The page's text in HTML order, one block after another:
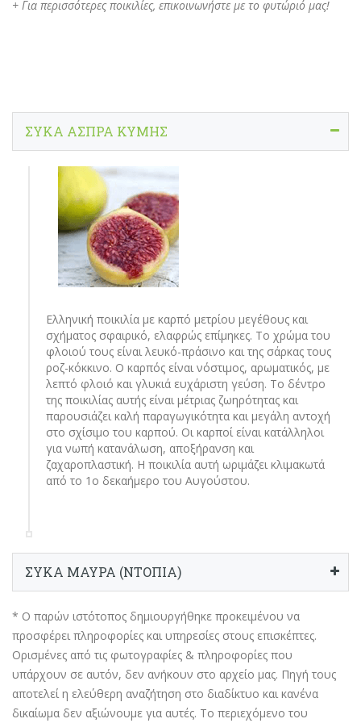
+ Για περισσότερες ποικιλίες, επικοινωνήστε με το φυτώριό μας!
ΣΥΚΑ ΑΣΠΡΑ ΚΥΜΗΣ
Ελληνική ποικιλία με καρπό μετρίου μεγέθους και
σχήματος σφαιρικό, ελαφρώς επίμηκες. Το χρώμα του
φλοιού τους είναι λευκό-πράσινο και της σάρκας τους
ροζ-κόκκινο. Ο καρπός είναι νόστιμος, αρωματικός, με
λεπτό φλοιό και γλυκιά ευχάριστη γεύση. Το δέντρο
της ποικιλίας αυτής είναι μέτριας ζωηρότητας και
παρουσιάζει καλή παραγωγικότητα και μεγάλη αντοχή
στο σχίσιμο του καρπού. Οι καρποί είναι κατάλληλοι
για νωπή κατανάλωση, αποξήρανση και
ζαχαροπλαστική. Η ποικιλία αυτή ωριμάζει κλιμακωτά
από το 1ο δεκαήμερο του Αυγούστου.
ΣΥΚΑ ΜΑΥΡΑ (ΝΤΟΠΙΑ)
* Ο παρών ιστότοπος δημιουργήθηκε προκειμένου να
προσφέρει πληροφορίες και υπηρεσίες στους επισκέπτες.
Ορισμένες από τις φωτογραφίες & πληροφορίες που
υπάρχουν σε αυτόν, δεν ανήκουν στο αρχείο μας. Πηγή τους
αποτελεί η ελεύθερη αναζήτηση στο διαδίκτυο και κανένα
δικαίωμα δεν αξιώνουμε για αυτές. Το περιεχόμενο του